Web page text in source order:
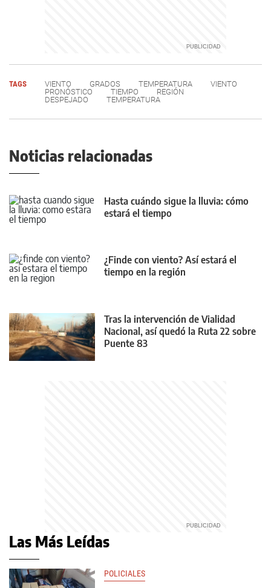
TAGS VIENTO GRADOS TEMPERATURA
VIENTO
PRONÓSTICO
TIEMPO
REGIÓN
DESPEJADO
TEMPERATURA
Noticias relacionadas
Hasta cuándo sigue la lluvia: cómo
estará el tiempo
¿Finde con viento? Así estará el
tiempo en la región
Tras la intervención de Vialidad
Nacional, así quedó la Ruta 22 sobre
Puente 83
Las Más Leídas
POLICIALES